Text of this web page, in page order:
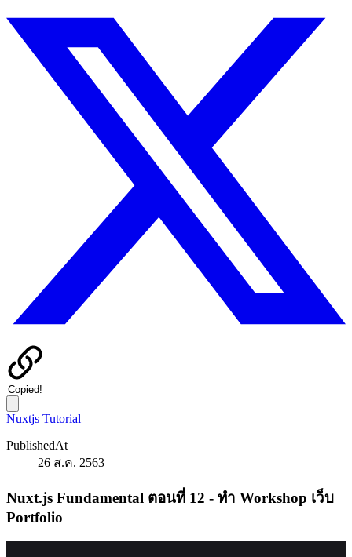
Copied!
Nuxtjs Tutorial
PublishedAt
26 ส.ค. 2563
Nuxt.js Fundamental ตอนที่ 12 - ทำ Workshop เว็บ
Portfolio